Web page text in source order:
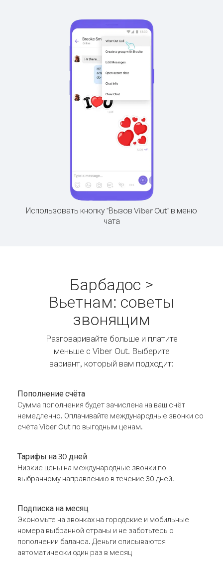
Использовать кнопку "Вызов Viber Out" в меню
чата
Барбадос >
Вьетнам: советы
звонящим
Разговаривайте больше и платите
меньше с Viber Out. Выберите
вариант, который вам подходит:
Пополнение счёта
Сумма пополнения будет зачислена на ваш счёт
немедленно. Оплачивайте международные звонки со
счёта Viber Out по выгодным ценам.
Тарифы на 30 дней
Низкие цены на международные звонки по
выбранному направлению в течение 30 дней.
Подписка на месяц
Экономьте на звонках на городские и мобильные
номера выбранной страны и не заботьтесь о
пополнении баланса. Деньги списываются
автоматически один раз в месяц